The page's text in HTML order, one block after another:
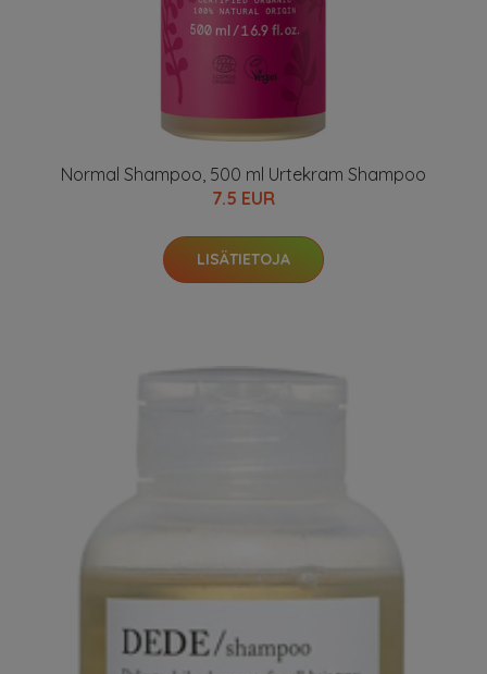
Normal Shampoo, 500 ml Urtekram Shampoo
7.5 EUR
LISÄTIETOJA